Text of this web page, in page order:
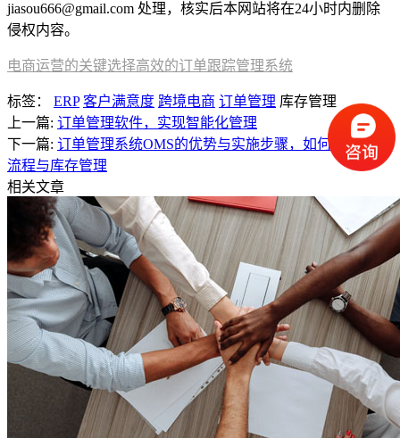
jiasou666@gmail.com 处理，核实后本网站将在24小时内删除
侵权内容。
电商运营的关键选择高效的订单跟踪管理系统
标签： ERP 客户满意度 跨境电商 订单管理 库存管理
上一篇: 订单管理软件，实现智能化管理
下一篇: 订单管理系统OMS的优势与实施步骤，如何优化财务
流程与库存管理
相关文章